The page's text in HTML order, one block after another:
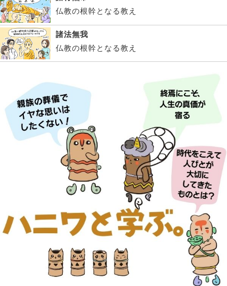
仏教の根幹となる教え
諸法無我
仏教の根幹となる教え